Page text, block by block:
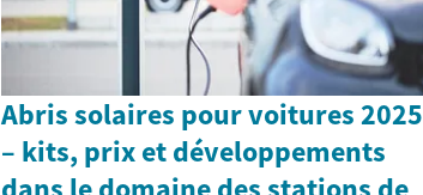
Abris solaires pour voitures 2025
– kits, prix et développements